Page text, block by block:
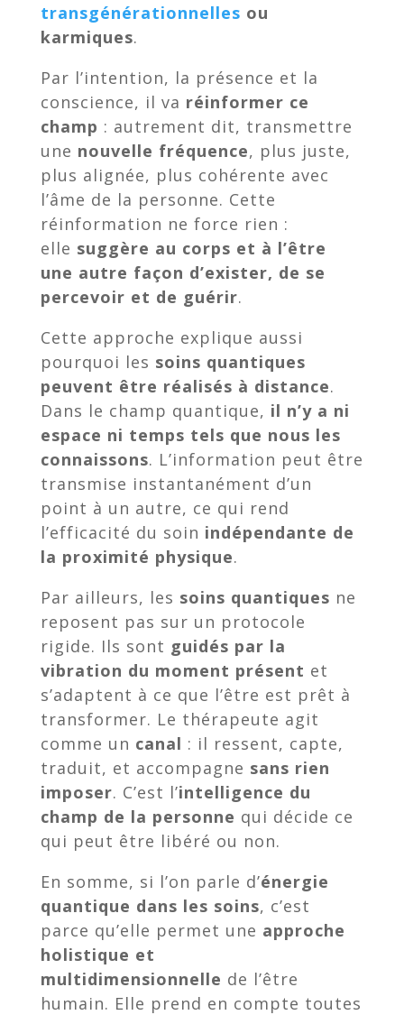
transgénérationnelles ou
karmiques.
Par l’intention, la présence et la
conscience, il va réinformer ce
champ : autrement dit, transmettre
une nouvelle fréquence, plus juste,
plus alignée, plus cohérente avec
l’âme de la personne. Cette
réinformation ne force rien :
elle suggère au corps et à l’être
une autre façon d’exister, de se
percevoir et de guérir.
Cette approche explique aussi
pourquoi les soins quantiques
peuvent être réalisés à distance.
Dans le champ quantique, il n’y a ni
espace ni temps tels que nous les
connaissons. L’information peut être
transmise instantanément d’un
point à un autre, ce qui rend
l’efficacité du soin indépendante de
la proximité physique.
Par ailleurs, les soins quantiques ne
reposent pas sur un protocole
rigide. Ils sont guidés par la
vibration du moment présent et
s’adaptent à ce que l’être est prêt à
transformer. Le thérapeute agit
comme un canal : il ressent, capte,
traduit, et accompagne sans rien
imposer. C’est l’intelligence du
champ de la personne qui décide ce
qui peut être libéré ou non.
En somme, si l’on parle d’énergie
quantique dans les soins, c’est
parce qu’elle permet une approche
holistique et
multidimensionnelle de l’être
humain. Elle prend en compte toutes